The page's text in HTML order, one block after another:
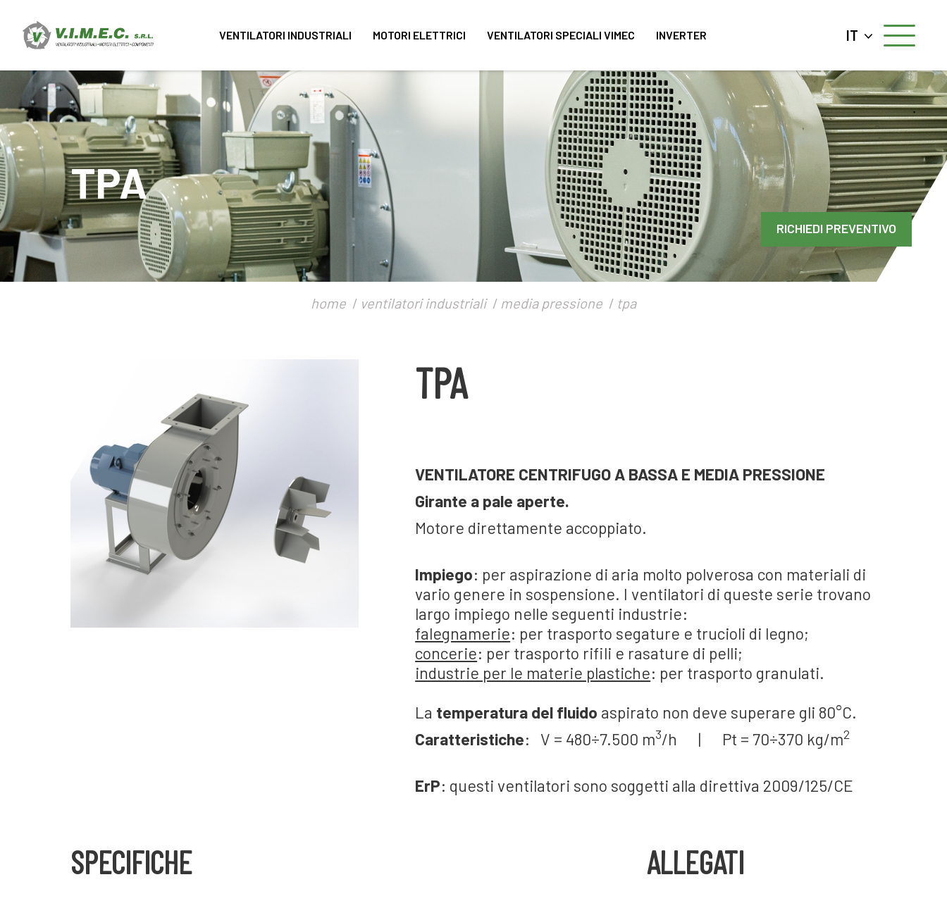
VENTILATORI INDUSTRIALI MOTORI ELETTRICI VENTILATORI SPECIALI VIMEC INVERTER IT
TPA
RICHIEDI PREVENTIVO
home ventilatori industriali media pressione tpa
TPA
VENTILATORE CENTRIFUGO A BASSA E MEDIA PRESSIONE
Girante a pale aperte.
Motore direttamente accoppiato.
Impiego: per aspirazione di aria molto polverosa con materiali di
vario genere in sospensione. I ventilatori di queste serie trovano
largo impiego nelle seguenti industrie:
falegnamerie: per trasporto segature e trucioli di legno;
concerie: per trasporto rifili e rasature di pelli;
industrie per le materie plastiche: per trasporto granulati.
La temperatura del fluido aspirato non deve superare gli 80°C.
Caratteristiche: V = 480÷7.500 m3/h | Pt = 70÷370 kg/m2
ErP: questi ventilatori sono soggetti alla direttiva 2009/125/CE
SPECIFICHE ALLEGATI